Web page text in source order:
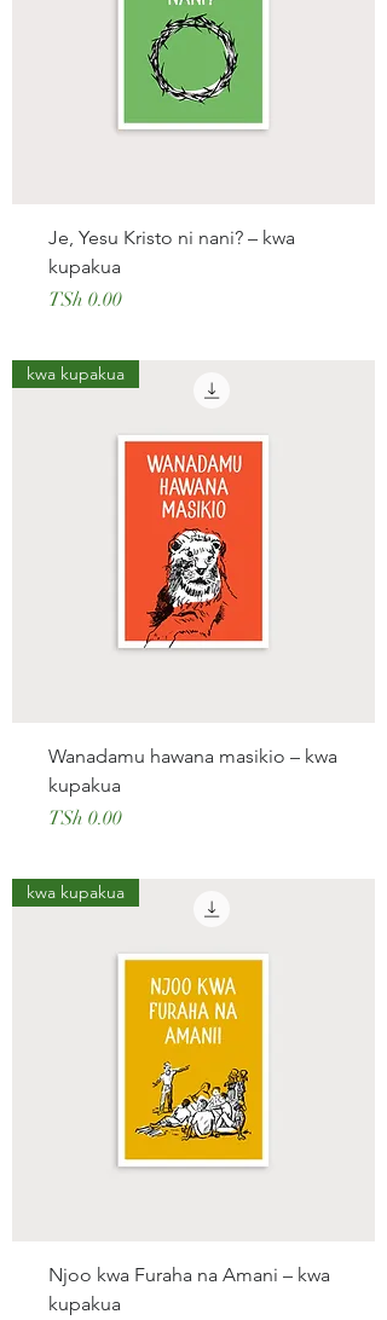
Je, Yesu Kristo ni nani? – kwa
kupakua
Price
TSh 0.00
kwa kupakua
Wanadamu hawana masikio – kwa
kupakua
Price
TSh 0.00
kwa kupakua
Njoo kwa Furaha na Amani – kwa
kupakua